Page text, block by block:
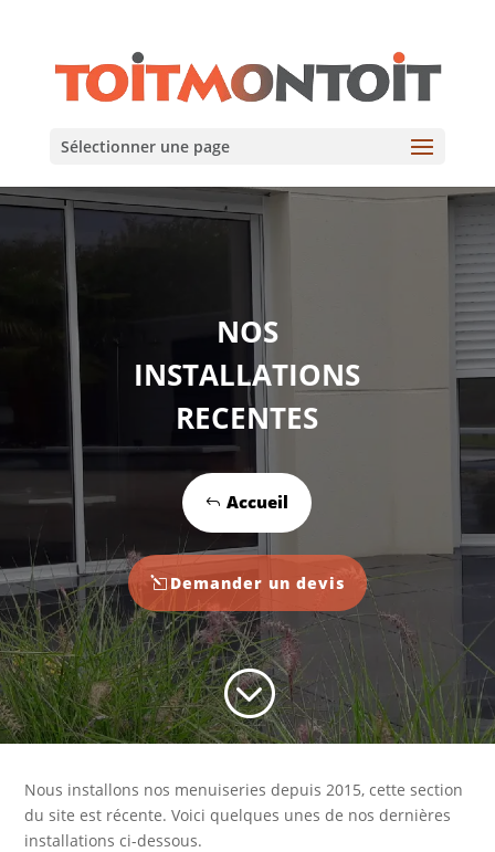
Sélectionner une page
NOS
INSTALLATIONS
RECENTES
Accueil
Demander un devis
;
Nous installons nos menuiseries depuis 2015, cette section
du site est récente. Voici quelques unes de nos dernières
installations ci-dessous.